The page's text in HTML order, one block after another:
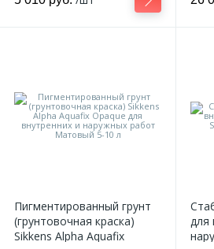
Пигментированный грунт
(грунтовочная краска)
Sikkens Alpha Aquafix
для